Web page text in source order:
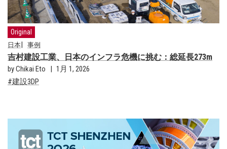
Original
日本 事例
吉村建設工業、日本のインフラ危機に挑む：総延長273m
by Chikai Eto
1月 1, 2026
建設3DP